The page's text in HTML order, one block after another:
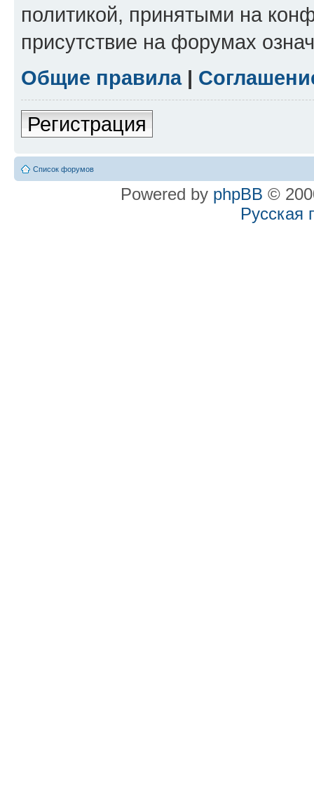
политикой, принятыми на
присутствие на форумах
Общие правила|
Регистрация
Список форумов
Powered by phpBB ©
Русская